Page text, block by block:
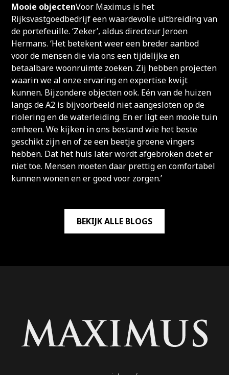
Mooie objectenVoor Maximus is het
Rijksvastgoedbedrijf een waardevolle uitbreiding van
de portefeuille. ‘Zeker’, aldus directeur Jeroen
Hermans. ‘Het betekent weer een breder aanbod
voor de mensen die via ons een tijdelijke en
betaalbare woonruimte zoeken. Zij hebben projecten
waarin we al onze ervaring en expertise kwijt
kunnen. Bijzondere objecten ook. Eén van de huizen
langs de A2 is bijvoorbeeld niet aangesloten op de
riolering en de waterleiding. En er ligt een mooie tuin
omheen. We kijken in ons bestand wie het beste
geschikt zijn en of ze een beetje groene vingers
hebben. Dat het huis later wordt afgebroken doet er
niet toe. Mensen moeten daar prettig en comfortabel
kunnen wonen en er goed voor zorgen.’
BEKIJK ALLE BLOGS